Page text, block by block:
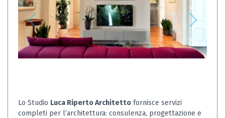
Lo Studio Luca Riperto Architetto fornisce servizi
completi per l’architettura: consulenza, progettazione e